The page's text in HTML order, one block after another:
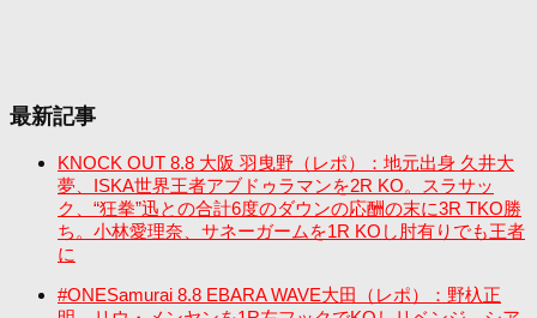
最新記事
KNOCK OUT 8.8 大阪 羽曳野（レポ）：地元出身 久井大
夢、ISKA世界王者アブドゥラマンを2R KO。スラサッ
ク、“狂拳”迅との合計6度のダウンの応酬の末に3R TKO勝
ち。小林愛理奈、サネーガームを1R KOし肘有りでも王者
に
#ONESamurai 8.8 EBARA WAVE大田（レポ）：野杁正